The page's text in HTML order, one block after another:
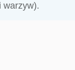
warzyw).